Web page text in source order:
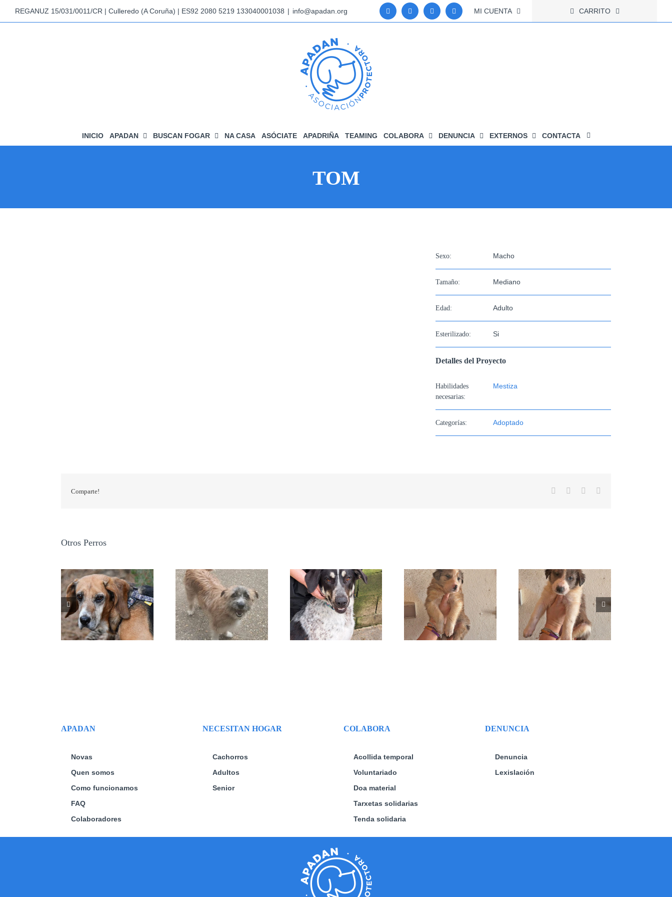
REGANUZ 15/031/0011/CR | Culleredo (A Coruña) | ES92 2080 5219 133040001038 | info@apadan.org MI CUENTA CARRITO
INICIO APADAN BUSCAN FOGAR NA CASA ASÓCIATE APADRIÑA TEAMING COLABORA DENUNCIA EXTERNOS CONTACTA
TOM
Sexo: Macho
Tamaño: Mediano
Edad: Adulto
Esterilizado: Si
Detalles del Proyecto
Habilidades
necesarias:
Mestiza
Categorías: Adoptado
Comparte! Facebook WhatsApp
Otros Perros
SELA UXÍA Sabina Magnolia
APADAN
Novas
Quen somos
Como funcionamos
FAQ
Colaboradores
NECESITAN HOGAR
Cachorros
Adultos
Senior
COLABORA
Acollida temporal
Voluntariado
Doa material
Tarxetas solidarias
Tenda solidaria
DENUNCIA
Denuncia
Lexislación